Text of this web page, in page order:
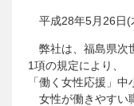
平成28年5月26日
弊社は、福島県次
1項の規定により、
「働く女性応援」中
女性が働きやすい